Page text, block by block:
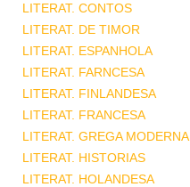
LITERAT. CONTOS
LITERAT. DE TIMOR
LITERAT. ESPANHOLA
LITERAT. FARNCESA
LITERAT. FINLANDESA
LITERAT. FRANCESA
LITERAT. GREGA MODERNA
LITERAT. HISTORIAS
LITERAT. HOLANDESA